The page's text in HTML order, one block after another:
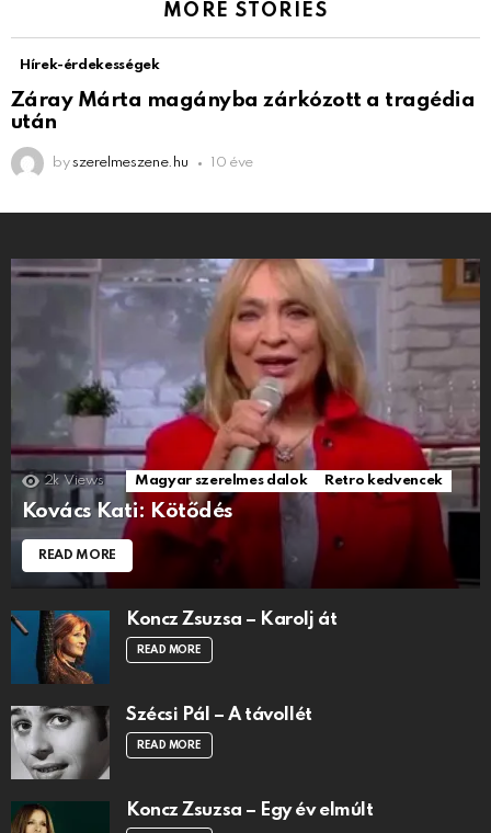
MORE STORIES
Hírek-érdekességek
Záray Márta magányba zárkózott a tragédia
után
by szerelmeszene.hu 10 éve
2k Views Magyar szerelmes dalok Retro kedvencek
Kovács Kati: Kötődés
READ MORE
Koncz Zsuzsa – Karolj át
READ MORE
Szécsi Pál – A távollét
READ MORE
Koncz Zsuzsa – Egy év elmúlt